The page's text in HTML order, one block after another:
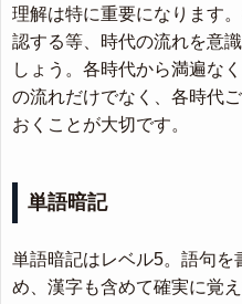
理解は特に重要になります
認する等、時代の流れを意
しょう。各時代から満遍な
の流れだけでなく、各時代
おくことが大切です。
単語暗記
単語暗記はレベル5。語句を
め、漢字も含めて確実に覚